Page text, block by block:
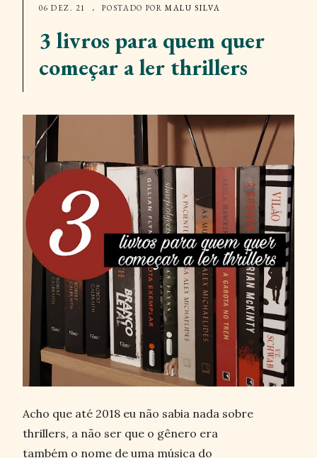
06 DEZ. 21
POSTADO PORMALU SILVA
3 livros para quem quer
começar a ler thrillers
Acho que até 2018 eu não sabia nada sobre
thrillers, a não ser que o gênero era
também o nome de uma música do